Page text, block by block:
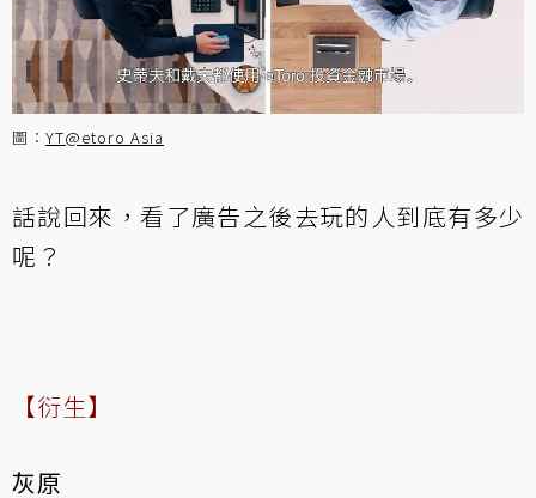
圖： YT@etoro Asia
話說回來，看了廣告之後去玩的人到底有多少
呢？
【衍生】
灰原